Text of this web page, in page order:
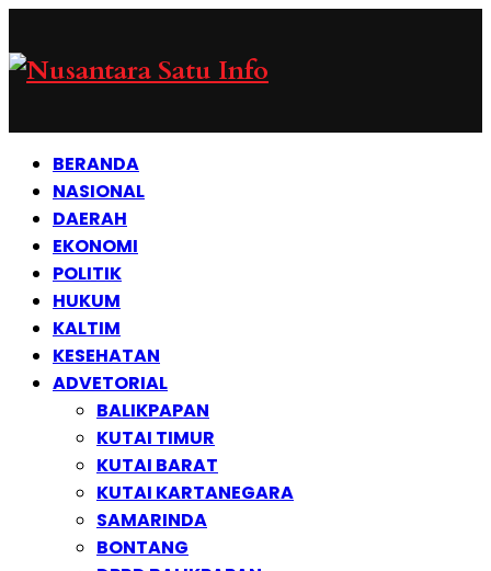
BERANDA
NASIONAL
DAERAH
EKONOMI
POLITIK
HUKUM
KALTIM
KESEHATAN
ADVETORIAL
BALIKPAPAN
KUTAI TIMUR
KUTAI BARAT
KUTAI KARTANEGARA
SAMARINDA
BONTANG